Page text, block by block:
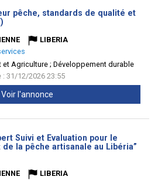
pêche, standards de qualité et
LIBERIA
et Agriculture ; Développement durable
31/12/2026 23:55
Voir l'annonce
Suivi et Evaluation pour le
la pêche artisanale au Libéria”
LIBERIA